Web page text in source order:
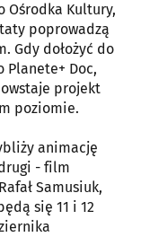
Ośrodka Kultury,
poprowadzą
Gdy dołożyć do
Planete+ Doc,
projekt
poziomie.
animację
- film
Samusiuk,
się 11 i 12